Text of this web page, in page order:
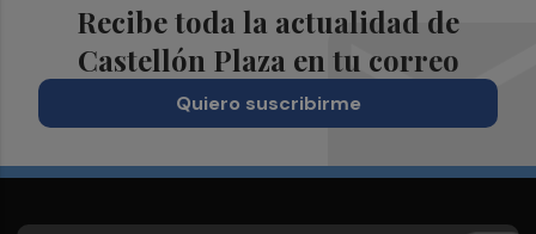
Recibe toda la actualidad de
Castellón Plaza en tu correo
Quiero suscribirme